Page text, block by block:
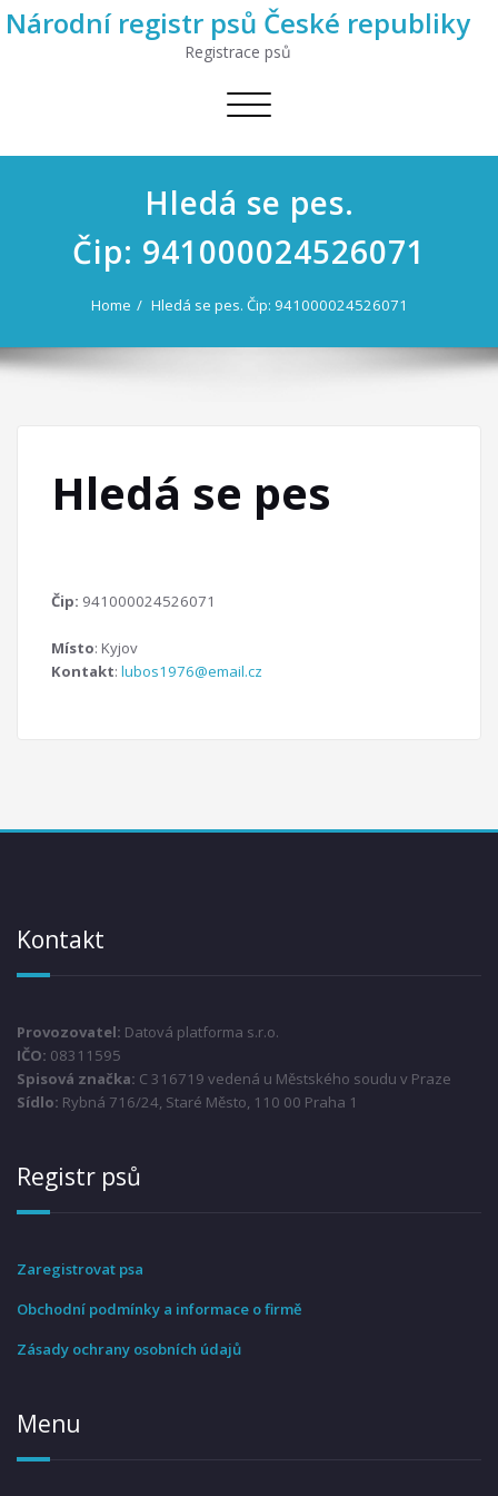
Národní registr psů České republiky
Registrace psů
Toggle
Hledá se pes.
Čip: 941000024526071
Home Hledá se pes. Čip: 941000024526071
Hledá se pes
Čip: 941000024526071
Místo: Kyjov
Kontakt: lubos1976@email.cz
Kontakt
Provozovatel: Datová platforma s.r.o.
IČO: 08311595
Spisová značka: C 316719 vedená u Městského soudu v Praze
Sídlo: Rybná 716/24, Staré Město, 110 00 Praha 1
Registr psů
Zaregistrovat psa
Obchodní podmínky a informace o firmě
Zásady ochrany osobních údajů
Menu